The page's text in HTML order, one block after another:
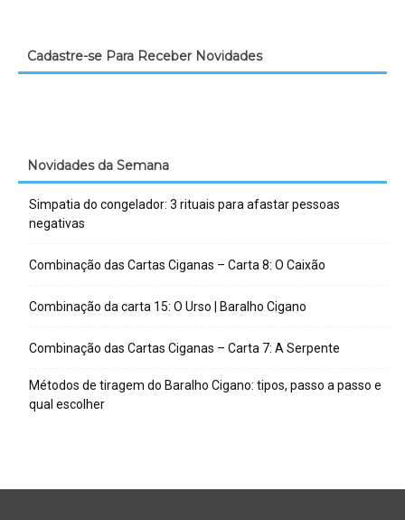
Cadastre-se Para Receber Novidades
Novidades da Semana
Simpatia do congelador: 3 rituais para afastar pessoas
negativas
Combinação das Cartas Ciganas – Carta 8: O Caixão
Combinação da carta 15: O Urso | Baralho Cigano
Combinação das Cartas Ciganas – Carta 7: A Serpente
Métodos de tiragem do Baralho Cigano: tipos, passo a passo e
qual escolher